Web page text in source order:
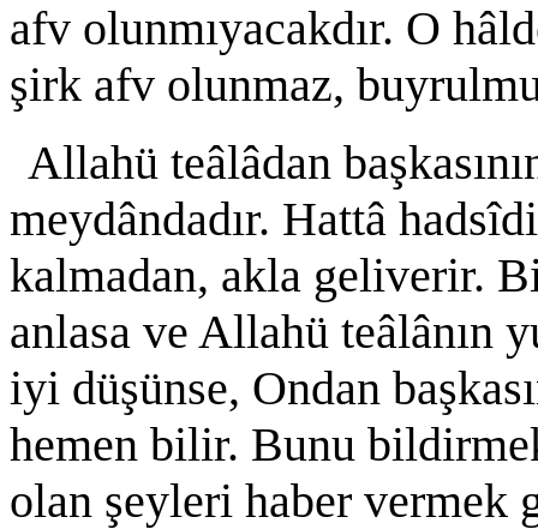
afv olunmıyacakdır. O
şirk afv olunmaz,
Allahü teâlâdan
meydândadır. Hattâ
kalmadan, akla geliverir.
anlasa ve Allahü teâlânın
iyi düşünse, Ondan
hemen bilir. Bunu
olan şeyleri haber vermek